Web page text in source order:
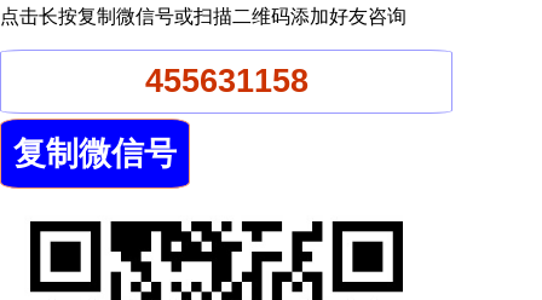
点击长按复制微信号或扫描二维码添加好友咨询